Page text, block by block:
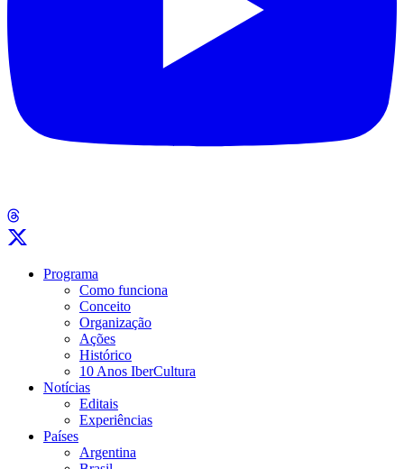
Programa
Como funciona
Conceito
Organização
Ações
Histórico
10 Anos IberCultura
Notícias
Editais
Experiências
Países
Argentina